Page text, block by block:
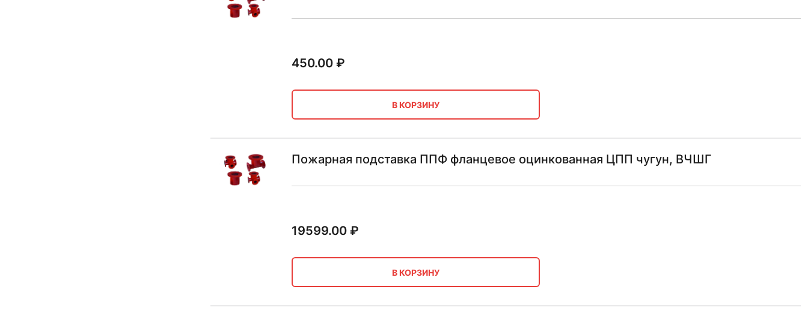
450.00₽
В КОРЗИНУ
Пожарная подставка ППФ фланцевое оцинкованная ЦПП чугун, ВЧШГ
19599.00₽
В КОРЗИНУ